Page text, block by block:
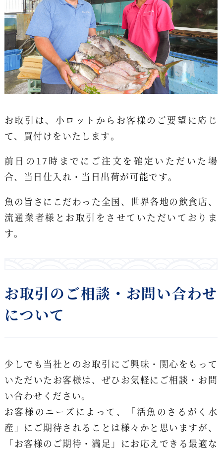
お取引は、小ロットからお客様のご要望に応じ
て、買付けをいたします。
前日の17時までにご注文を確定いただいた場
合、当日仕入れ・当日出荷が可能です。
魚の旨さにこだわった全国、世界各地の飲食店、
流通業者様とお取引をさせていただいておりま
す。
お取引のご相談・お問い合わせ
について
少しでも当社とのお取引にご興味・関心をもって
いただいたお客様は、ぜひお気軽にご相談・お問
い合わせください。
お客様のニーズによって、「活魚のさるがく水
産」にご期待されることは様々かと思いますが、
「お客様のご期待・満足」にお応えできる最適な